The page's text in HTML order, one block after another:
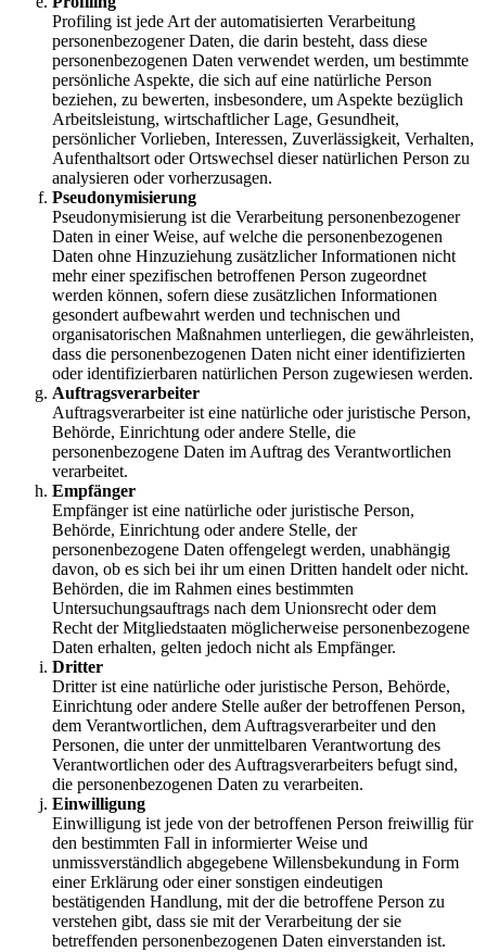
Profiling ist jede Art der automatisierten Verarbeitung
personenbezogener Daten, die darin besteht, dass diese
personenbezogenen Daten verwendet werden, um bestimmte
persönliche Aspekte, die sich auf eine natürliche Person
beziehen, zu bewerten, insbesondere, um Aspekte bezüglich
Arbeitsleistung, wirtschaftlicher Lage, Gesundheit,
persönlicher Vorlieben, Interessen, Zuverlässigkeit, Verhalten,
Aufenthaltsort oder Ortswechsel dieser natürlichen Person zu
analysieren oder vorherzusagen.
Pseudonymisierung
Pseudonymisierung ist die Verarbeitung personenbezogener
Daten in einer Weise, auf welche die personenbezogenen
Daten ohne Hinzuziehung zusätzlicher Informationen nicht
mehr einer spezifischen betroffenen Person zugeordnet
werden können, sofern diese zusätzlichen Informationen
gesondert aufbewahrt werden und technischen und
organisatorischen Maßnahmen unterliegen, die gewährleisten,
dass die personenbezogenen Daten nicht einer identifizierten
oder identifizierbaren natürlichen Person zugewiesen werden.
Auftragsverarbeiter
Auftragsverarbeiter ist eine natürliche oder juristische Person,
Behörde, Einrichtung oder andere Stelle, die
personenbezogene Daten im Auftrag des Verantwortlichen
verarbeitet.
Empfänger
Empfänger ist eine natürliche oder juristische Person,
Behörde, Einrichtung oder andere Stelle, der
personenbezogene Daten offengelegt werden, unabhängig
davon, ob es sich bei ihr um einen Dritten handelt oder nicht.
Behörden, die im Rahmen eines bestimmten
Untersuchungsauftrags nach dem Unionsrecht oder dem
Recht der Mitgliedstaaten möglicherweise personenbezogene
Daten erhalten, gelten jedoch nicht als Empfänger.
Dritter
Dritter ist eine natürliche oder juristische Person, Behörde,
Einrichtung oder andere Stelle außer der betroffenen Person,
dem Verantwortlichen, dem Auftragsverarbeiter und den
Personen, die unter der unmittelbaren Verantwortung des
Verantwortlichen oder des Auftragsverarbeiters befugt sind,
die personenbezogenen Daten zu verarbeiten.
Einwilligung
Einwilligung ist jede von der betroffenen Person freiwillig für
den bestimmten Fall in informierter Weise und
unmissverständlich abgegebene Willensbekundung in Form
einer Erklärung oder einer sonstigen eindeutigen
bestätigenden Handlung, mit der die betroffene Person zu
verstehen gibt, dass sie mit der Verarbeitung der sie
betreffenden personenbezogenen Daten einverstanden ist.